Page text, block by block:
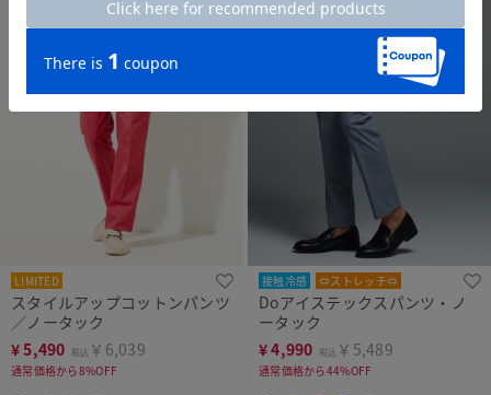
LIMITED
スタイルアップコットンパンツ
／ノータック
¥5,490 税込 ￥6,039
通常価格から8%OFF
接触冷感
⇔ストレッチ⇔
美脚シルエット
Doアイステックスパンツ・ノ
ータック
¥4,990 税込 ￥5,489
通常価格から44%OFF